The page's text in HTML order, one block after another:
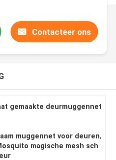
Contacteer ons
gemaakte deurmuggennet
muggennet voor deuren,
magische mesh sch